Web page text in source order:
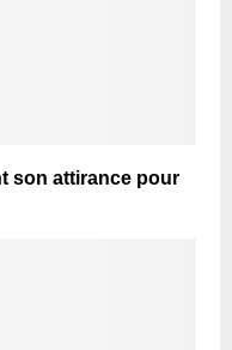
son attirance pour